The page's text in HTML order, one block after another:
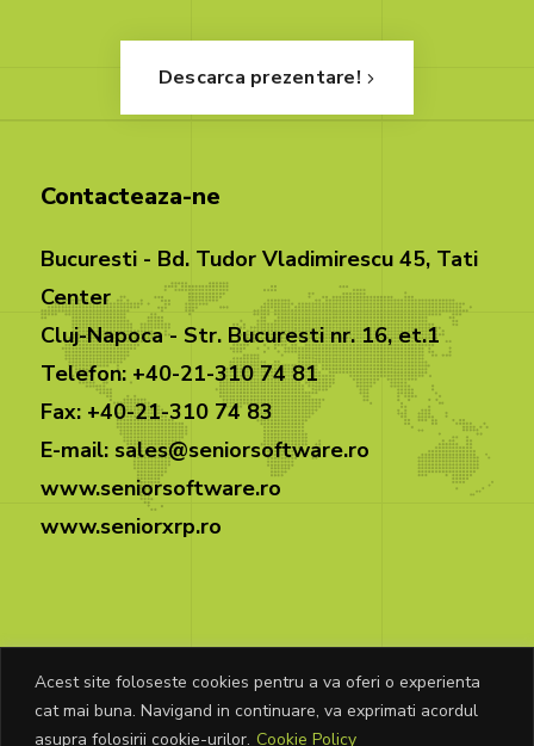
Acest site foloseste cookies pentru a va oferi o experienta
cat mai buna. Navigand in continuare, va exprimati acordul
asupra folosirii cookie-urilor. Cookie Policy
Descarca prezentare!
Contacteaza-ne
Bucuresti - Bd. Tudor Vladimirescu 45, Tati
Center
Cluj-Napoca - Str. Bucuresti nr. 16, et.1
Telefon: +40-21-310 74 81
Fax: +40-21-310 74 83
E-mail: sales@seniorsoftware.ro
www.seniorsoftware.ro
www.seniorxrp.ro
© Copyright Senior Software 2026. Toate